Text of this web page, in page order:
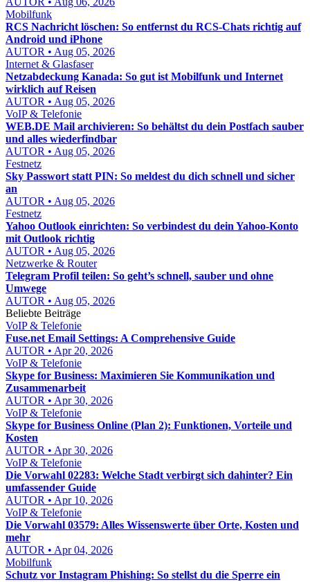
Mobilfunk
RCS Nachricht löschen: So entfernst du RCS-Chats richtig auf
Android und iPhone
AUTOR • Aug 05, 2026
Internet & Glasfaser
Netzabdeckung Kanada: So gut ist Mobilfunk und Internet
wirklich auf Reisen
AUTOR • Aug 05, 2026
VoIP & Telefonie
WEB.DE Mail archivieren: So behältst du dein Postfach sauber
und alles wiederfindbar
AUTOR • Aug 05, 2026
Festnetz
Sky Passwort statt PIN: So meldest du dich schnell und sicher
an
AUTOR • Aug 05, 2026
Festnetz
Yahoo Outlook einrichten: So verbindest du dein Yahoo-Konto
mit Outlook richtig
AUTOR • Aug 05, 2026
Netzwerke & Router
Telegram Profil teilen: So geht’s schnell, sauber und ohne
Umwege
AUTOR • Aug 05, 2026
Beliebte Beiträge
VoIP & Telefonie
Fuse.net Email Settings: A Comprehensive Guide
AUTOR • Apr 20, 2026
VoIP & Telefonie
Skype for Business: Maximieren Sie Kommunikation und
Zusammenarbeit
AUTOR • Apr 30, 2026
VoIP & Telefonie
Skype for Business Online (Plan 2): Funktionen, Vorteile und
Kosten
AUTOR • Apr 30, 2026
VoIP & Telefonie
Die Vorwahl 02283: Welche Stadt verbirgt sich dahinter? Ein
umfassender Guide
AUTOR • Apr 10, 2026
VoIP & Telefonie
Die Vorwahl 03579: Alles Wissenswerte über Orte, Kosten und
mehr
AUTOR • Apr 04, 2026
Mobilfunk
Schutz vor Instagram Phishing: So stellst du die Sperre ein